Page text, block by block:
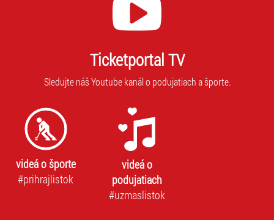
Ticketportal TV
Sledujte náš Youtube kanál o podujatiach a športe.
videá o športe
#prihrajlistok
videá o
podujatiach
#uzmaslistok